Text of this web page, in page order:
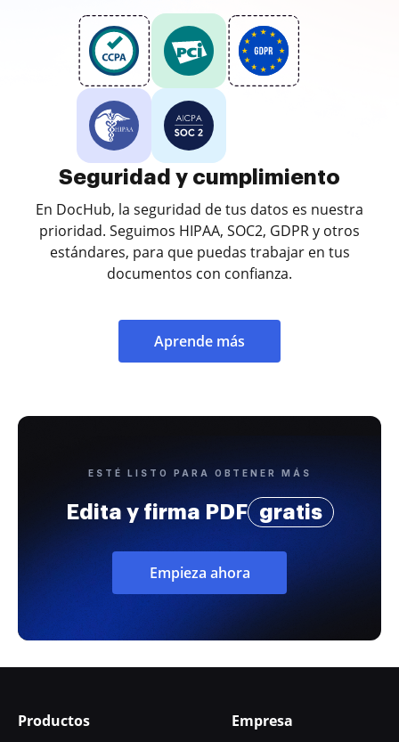
Seguridad y cumplimiento
En DocHub, la seguridad de tus datos es nuestra
prioridad. Seguimos HIPAA, SOC2, GDPR y otros
estándares, para que puedas trabajar en tus
documentos con confianza.
Aprende más
ESTÉ LISTO PARA OBTENER MÁS
Edita y firma PDF gratis
Empieza ahora
Productos Empresa